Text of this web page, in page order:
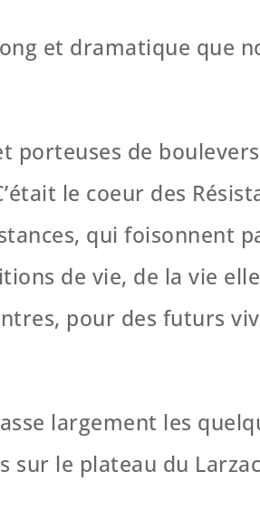
et dramatique que
porteuses de
le coeur des
qui foisonnent
de vie, de la vie
pour des futurs
largement les
sur le plateau du